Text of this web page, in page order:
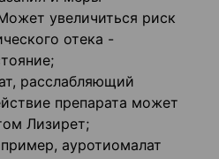
увеличиться риск
отека -
расслабляющий
препарата может
Лизирет;
ауротиомалат